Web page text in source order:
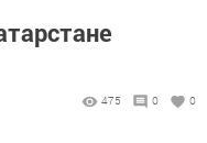
475 0 0